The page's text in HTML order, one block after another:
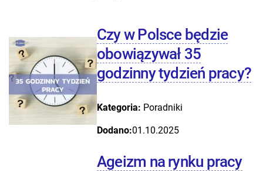
Czy w Polsce będzie
obowiązywał 35
godzinny tydzień pracy?
Kategoria: Poradniki
Dodano:01.10.2025
Ageizm na rynku pracy